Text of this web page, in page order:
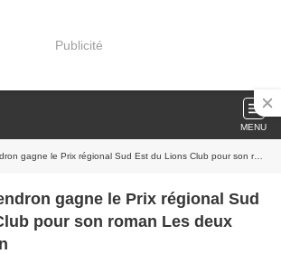
Publicité
MENU
le Prix régional Sud Est du Lions Club pour son roman Les deux bouts du bâton
gagne le Prix régional Sud
pour son roman Les deux